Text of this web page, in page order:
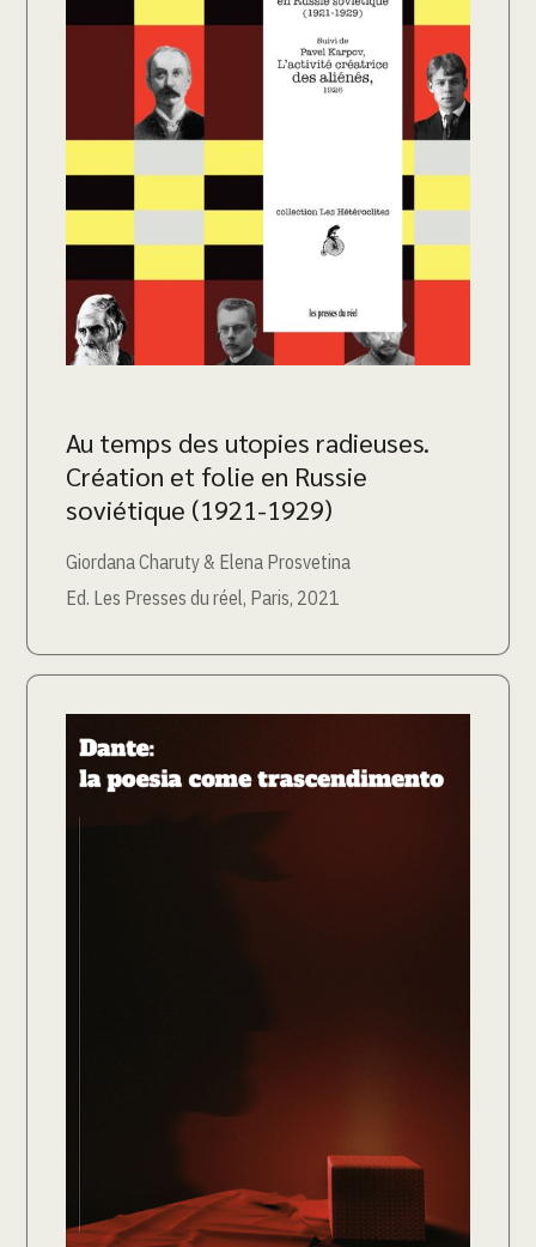
Au temps des utopies radieuses.
Création et folie en Russie
soviétique (1921-1929)
Giordana Charuty & Elena Prosvetina
Ed. Les Presses du réel, Paris, 2021